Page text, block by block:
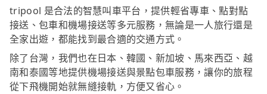
tripool 是合法的智慧叫車平台，提供輕省專車、點對點
接送、包車和機場接送等多元服務，無論是一人旅行還是
全家出遊，都能找到最合適的交通方式。
除了台灣，我們也在日本、韓國、新加坡、馬來西亞、越
南和泰國等地提供機場接送與景點包車服務，讓你的旅程
從下飛機開始就無縫接軌，方便又省心。